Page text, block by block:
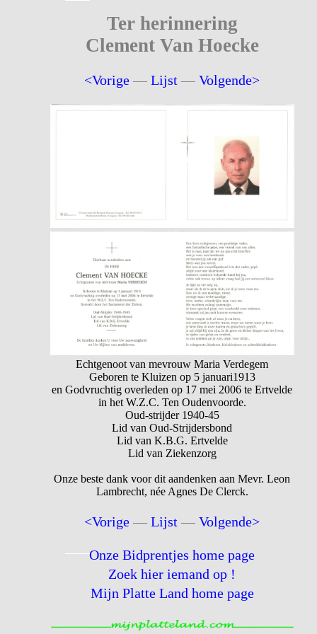
Ter herinnering
Clement Van Hoecke
<Vorige —Lijst —Volgende>
Echtgenoot van mevrouw Maria Verdegem
Geboren te Kluizen op 5 januari1913
en Godvruchtig overleden op 17 mei 2006 te Ertvelde
in het W.Z.C. Ten Oudenvoorde.
Oud-strijder 1940-45
Lid van Oud-Strijdersbond
Lid van K.B.G. Ertvelde
Lid van Ziekenzorg
Onze beste dank voor dit aandenken aan Mevr. Leon
Lambrecht, née Agnes De Clerck.
<Vorige —Lijst —Volgende>
Onze Bidprentjes home page
Zoek hier iemand op !
Mijn Platte Land home page